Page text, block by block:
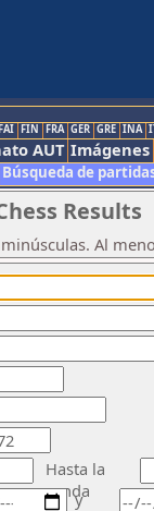
FIN FRA GER GRE INA
AUT Imágenes
Búsqueda de
Results
Al
Hasta la
ronda
y